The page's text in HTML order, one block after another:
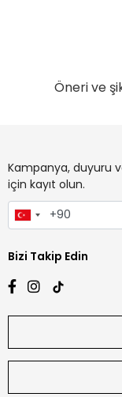
Öneri ve
Kampanya, duyuru
için kayıt olun.
Bizi Takip Edin